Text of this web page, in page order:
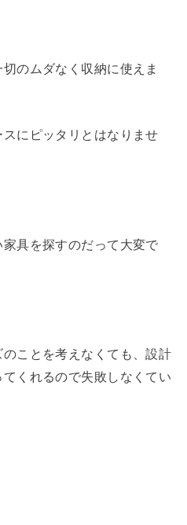
のムダなく収納に使えま
にピッタリとはなりませ
具を探すのだって大変で
ことを考えなくても、設計
くれるので失敗しなくてい